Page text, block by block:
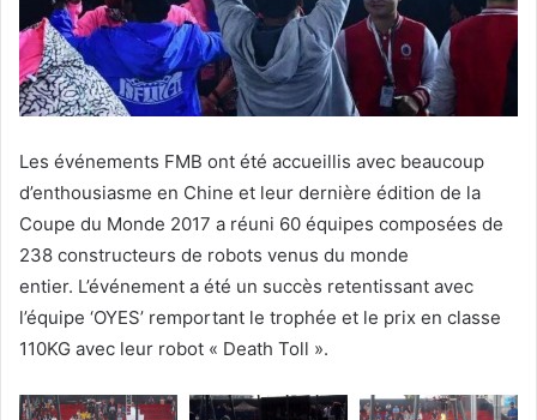
Les événements FMB ont été accueillis avec beaucoup
d’enthousiasme en Chine et leur dernière édition de la
Coupe du Monde 2017 a réuni 60 équipes composées de
238 constructeurs de robots venus du monde
entier. L’événement a été un succès retentissant avec
l’équipe ‘OYES’ remportant le trophée et le prix en classe
110KG avec leur robot « Death Toll ».